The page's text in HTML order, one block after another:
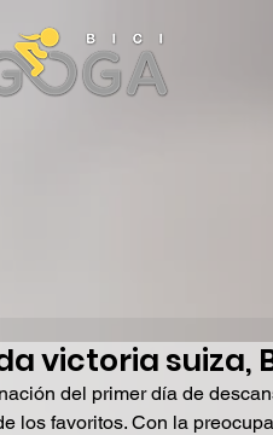
victoria suiza,
del primer día de
los favoritos. Con la